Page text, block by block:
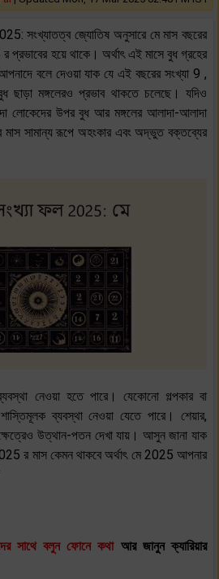
সংখ্যাতত্ব জ্যোতিষ অনুসারে মে মাস বছরের
প্রভাবের হয়ে থাকে। অর্থাৎ এই মাসে বুধ গ্রহের
বলে দেওয়া যাক যে এই বছরের সংখ্যা 9 ,
মঙ্গলেরও প্রভাব থাকতে চলেছে। যদিও
লোকেদের উপর বুধ আর মঙ্গলের আলাদা-আলাদা
সামান্য রূপে অহংকার এবং অদ্ভুত বক্তব্যের
নেওয়া হতে পারে। যেকোনো গল্পকার বা
ব্যবস্থা নেওয়া যেতে পারে। শেয়ার,
উত্থান-পতন দেখা যায়। আসুন জানা যাক
র মাস কেমন থাকবে অর্থাৎ মে 2025 আপনার
সাথে বলুন ফোনে কথা আর জানুন ক্যারিয়ার